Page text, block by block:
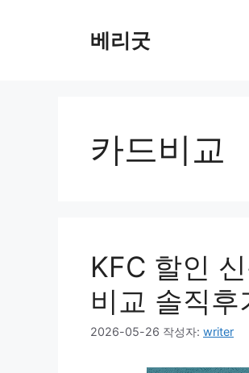
베리굿
카드비교
KFC 할인
비교 솔직
2026-05-26 작성자: writer